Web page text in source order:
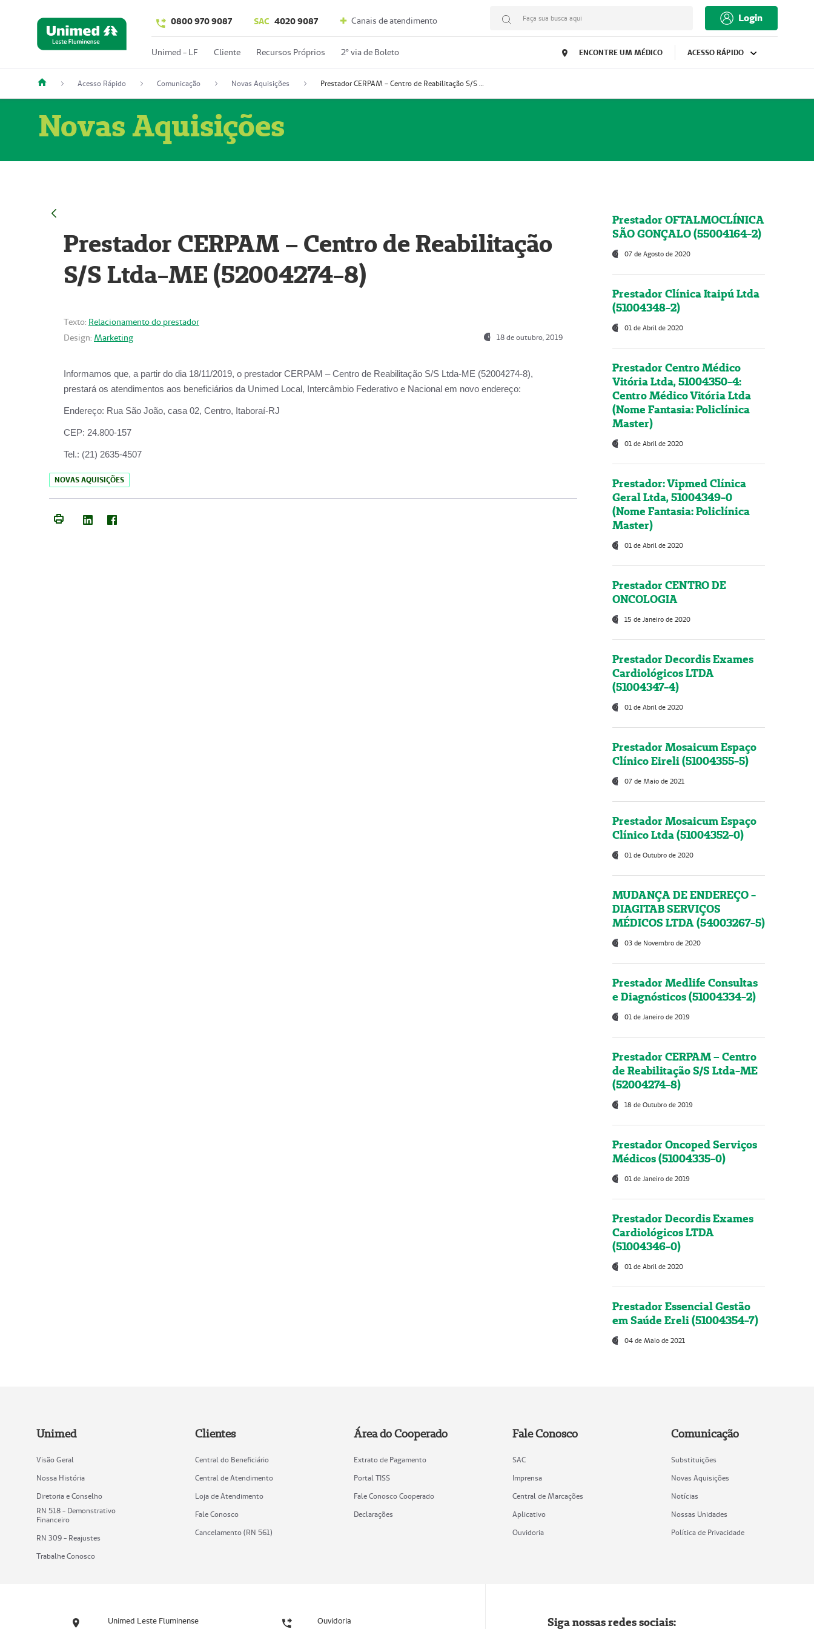
0800 970 9087 SAC 4020 9087 Canais de atendimento Faça sua busca aqui Login
Unimed - LF Cliente Recursos Próprios 2º via de Boleto ENCONTRE UM MÉDICO ACESSO RÁPIDO
Acesso Rápido Comunicação Novas Aquisições Prestador CERPAM – Centro de Reabilitação S/S Ltda-ME (52004274-8)
Novas Aquisições
Prestador CERPAM – Centro de Reabilitação
S/S Ltda-ME (52004274-8)
Texto: Relacionamento do prestador
Design: Marketing 18 de outubro, 2019
Informamos que, a partir do dia 18/11/2019, o prestador CERPAM – Centro de Reabilitação S/S Ltda-ME (52004274-8),
prestará os atendimentos aos beneficiários da Unimed Local, Intercâmbio Federativo e Nacional em novo endereço:
Endereço: Rua São João, casa 02, Centro, Itaboraí-RJ
CEP: 24.800-157
Tel.: (21) 2635-4507
NOVAS AQUISIÇÕES
Prestador OFTALMOCLÍNICA
SÃO GONÇALO (55004164-2)
07 de Agosto de 2020
Prestador Clínica Itaipú Ltda
(51004348-2)
01 de Abril de 2020
Prestador Centro Médico
Vitória Ltda, 51004350-4:
Centro Médico Vitória Ltda
(Nome Fantasia: Policlínica
Master)
01 de Abril de 2020
Prestador: Vipmed Clínica
Geral Ltda, 51004349-0
(Nome Fantasia: Policlínica
Master)
01 de Abril de 2020
Prestador CENTRO DE
ONCOLOGIA
15 de Janeiro de 2020
Prestador Decordis Exames
Cardiológicos LTDA
(51004347-4)
01 de Abril de 2020
Prestador Mosaicum Espaço
Clínico Eireli (51004355-5)
07 de Maio de 2021
Prestador Mosaicum Espaço
Clínico Ltda (51004352-0)
01 de Outubro de 2020
MUDANÇA DE ENDEREÇO -
DIAGITAB SERVIÇOS
MÉDICOS LTDA (54003267-5)
03 de Novembro de 2020
Prestador Medlife Consultas
e Diagnósticos (51004334-2)
01 de Janeiro de 2019
Prestador CERPAM – Centro
de Reabilitação S/S Ltda-ME
(52004274-8)
18 de Outubro de 2019
Prestador Oncoped Serviços
Médicos (51004335-0)
01 de Janeiro de 2019
Prestador Decordis Exames
Cardiológicos LTDA
(51004346-0)
01 de Abril de 2020
Prestador Essencial Gestão
em Saúde Ereli (51004354-7)
04 de Maio de 2021
Unimed
Visão Geral
Nossa História
Diretoria e Conselho
RN 518 - Demonstrativo
Financeiro
RN 309 - Reajustes
Trabalhe Conosco
Clientes
Central do Beneficiário
Central de Atendimento
Loja de Atendimento
Fale Conosco
Cancelamento (RN 561)
Área do Cooperado
Extrato de Pagamento
Portal TISS
Fale Conosco Cooperado
Declarações
Fale Conosco
SAC
Imprensa
Central de Marcações
Aplicativo
Ouvidoria
Comunicação
Substituições
Novas Aquisições
Notícias
Nossas Unidades
Política de Privacidade
Unimed Leste Fluminense Ouvidoria Siga nossas redes sociais: